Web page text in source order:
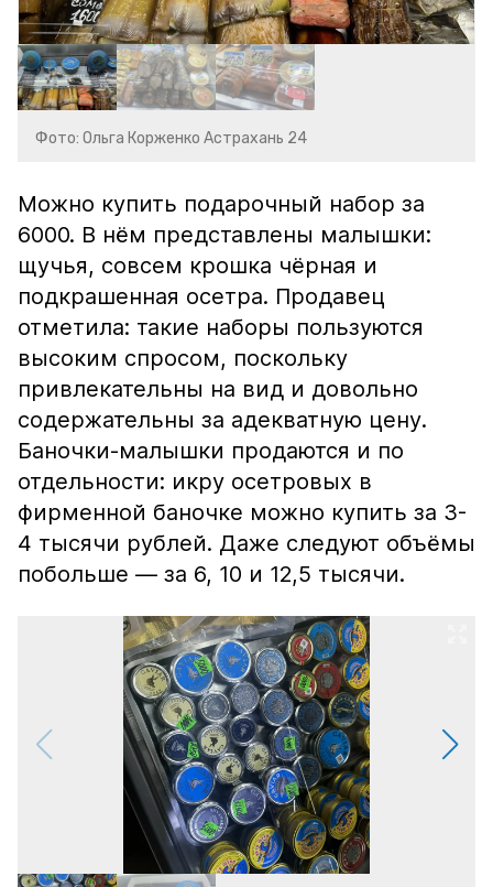
Фото: Ольга Корженко Астрахань 24
Можно купить подарочный набор за
6000. В нём представлены малышки:
щучья, совсем крошка чёрная и
подкрашенная осетра. Продавец
отметила: такие наборы пользуются
высоким спросом, поскольку
привлекательны на вид и довольно
содержательны за адекватную цену.
Баночки-малышки продаются и по
отдельности: икру осетровых в
фирменной баночке можно купить за 3-
4 тысячи рублей. Даже следуют объёмы
побольше — за 6, 10 и 12,5 тысячи.